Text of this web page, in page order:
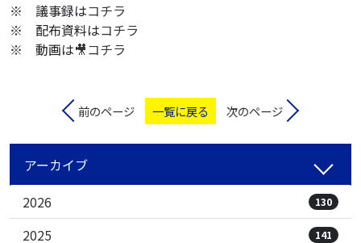
※ 議事録はコチラ
※ 配布資料はコチラ
※ 動画は🎥コチラ
前のページ 一覧に戻る 次のページ
アーカイブ
2026
130
2025 141